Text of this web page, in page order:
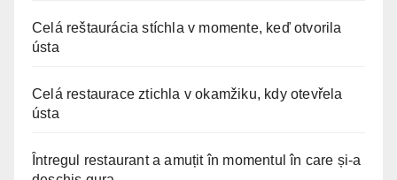
Celá reštaurácia stíchla v momente, keď otvorila
ústa
Celá restaurace ztichla v okamžiku, kdy otevřela
ústa
Întregul restaurant a amuțit în momentul în care și-a